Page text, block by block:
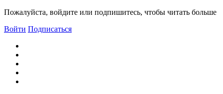
Пожалуйста, войдите или подпишитесь, чтобы читать больше
Войти Подписаться